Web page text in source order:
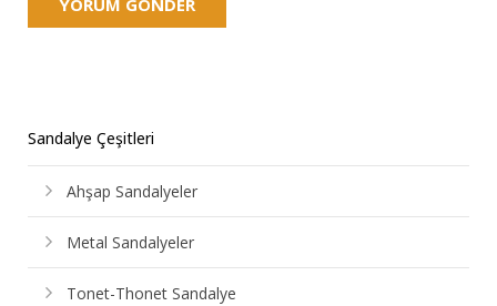
Sandalye Çeşitleri
Ahşap Sandalyeler
Metal Sandalyeler
Tonet-Thonet Sandalye